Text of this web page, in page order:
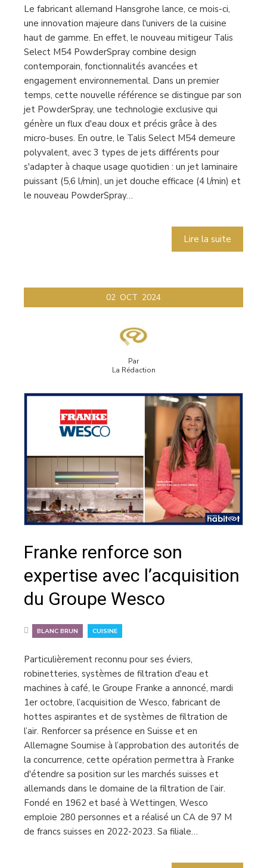
Le fabricant allemand Hansgrohe lance, ce mois-ci,
une innovation majeure dans l'univers de la cuisine
haut de gamme. En effet, le nouveau mitigeur Talis
Select M54 PowderSpray combine design
contemporain, fonctionnalités avancées et
engagement environnemental. Dans un premier
temps, cette nouvelle référence se distingue par son
jet PowderSpray, une technologie exclusive qui
génère un flux d'eau doux et précis grâce à des
micro-buses. En outre, le Talis Select M54 demeure
polyvalent, avec 3 types de jets différents pour
s'adapter à chaque usage quotidien : un jet laminaire
puissant (5,6 l/min), un jet douche efficace (4 l/min) et
le nouveau PowderSpray…
Lire la suite
02 OCT 2024
Par
La Rédaction
Franke renforce son
expertise avec l’acquisition
du Groupe Wesco
BLANC BRUN CUISINE
Particulièrement reconnu pour ses éviers,
robinetteries, systèmes de filtration d'eau et
machines à café, le Groupe Franke a annoncé, mardi
1er octobre, l’acquisition de Wesco, fabricant de
hottes aspirantes et de systèmes de filtration de
l’air. Renforcer sa présence en Suisse et en
Allemagne Soumise à l’approbation des autorités de
la concurrence, cette opération permettra à Franke
d'étendre sa position sur les marchés suisses et
allemands dans le domaine de la filtration de l’air.
Fondé en 1962 et basé à Wettingen, Wesco
emploie 280 personnes et a réalisé un CA de 97 M
de francs suisses en 2022-2023. Sa filiale…